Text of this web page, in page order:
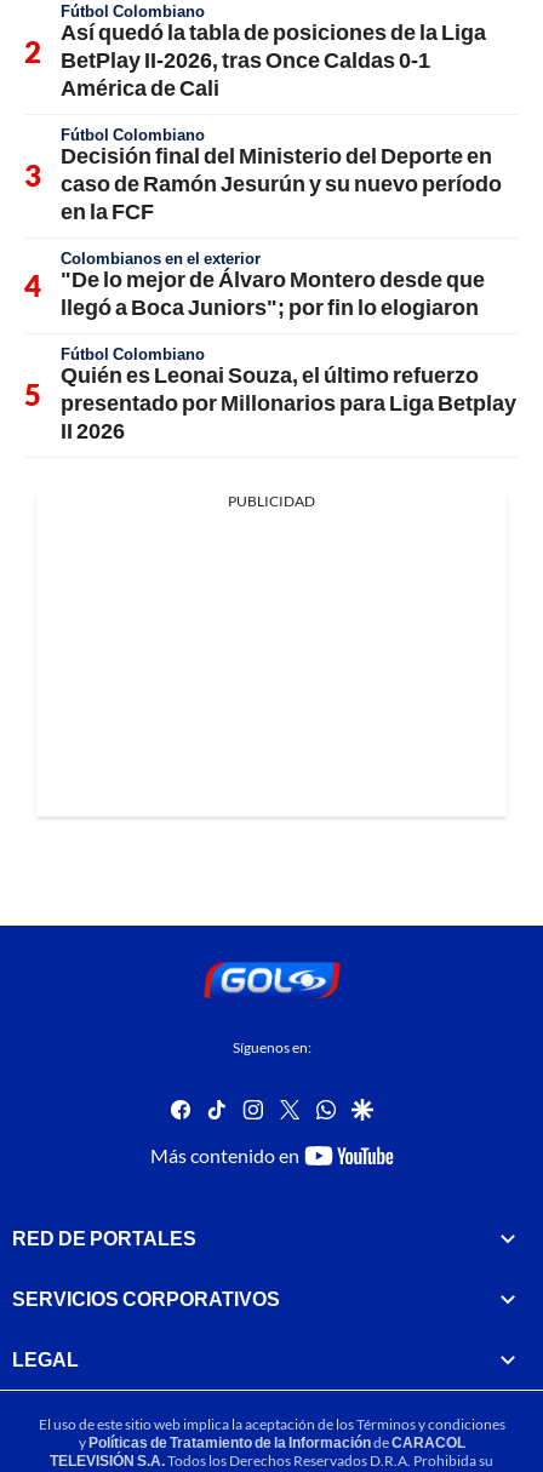
Fútbol Colombiano
Así quedó la tabla de posiciones de la Liga
BetPlay II-2026, tras Once Caldas 0-1
América de Cali
Fútbol Colombiano
Decisión final del Ministerio del Deporte en
caso de Ramón Jesurún y su nuevo período
en la FCF
Colombianos en el exterior
"De lo mejor de Álvaro Montero desde que
llegó a Boca Juniors"; por fin lo elogiaron
Fútbol Colombiano
Quién es Leonai Souza, el último refuerzo
presentado por Millonarios para Liga Betplay
II 2026
PUBLICIDAD
Síguenos en:
facebook
tiktok instagram
twitterwhatsapp
google
Más contenido en
youtube-
RED DE PORTALES
SERVICIOS CORPORATIVOS
LEGAL
El uso de este sitio web implica la aceptación de losTérminos y condiciones
yPolíticas de Tratamiento de la InformacióndeCARACOL
TELEVISIÓN S.A.Todos los Derechos Reservados D.R.A. Prohibida su